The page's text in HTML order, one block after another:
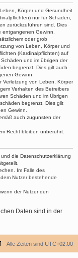
Körper und Gesundheit
nur für Schäden,
zurückzuführen sind. Dies
Gewinn.
oder grob
von Leben, Körper und
(Kardinalpflichten) auf
und im übrigen der
begrenzt. Dies gilt auch
Gewinn.
Verletzung von Leben, Körper
Verhalten des Betreibers
Schäden und im Übrigen
begrenzt. Dies gilt
Gewinn.
auch zugunsten der
Recht bleiben unberührt.
die Datenschutzerklärung
Im Falle des
Nutzer bestehende
der Nutzer den
Daten sind in der
Alle Zeiten sind UTC+02:00